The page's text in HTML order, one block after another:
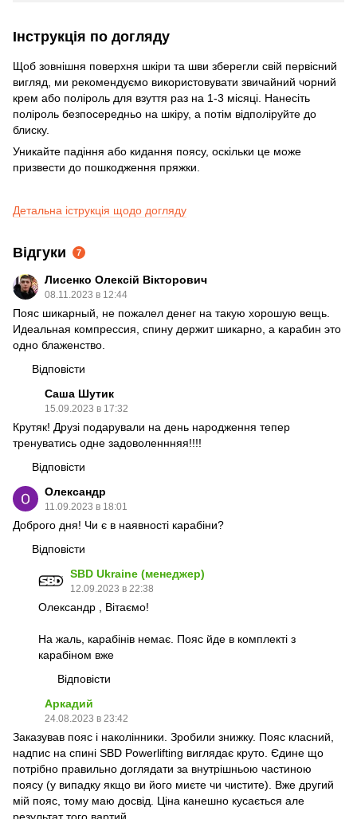
Інструкція по догляду
Щоб зовнішня поверхня шкіри та шви зберегли свій первісний
вигляд, ми рекомендуємо використовувати звичайний чорний
крем або поліроль для взуття раз на 1-3 місяці. Нанесіть
поліроль безпосередньо на шкіру, а потім відполіруйте до
блиску.
Уникайте падіння або кидання поясу, оскільки це може
призвести до пошкодження пряжки.
Детальна іструкція щодо догляду
Відгуки 7
Лисенко Олексій Вікторович
08.11.2023 в 12:44
Пояс шикарный, не пожалел денег на такую хорошую вещь.
Идеальная компрессия, спину держит шикарно, а карабин это
одно блаженство.
Відповісти
Саша Шутик
15.09.2023 в 17:32
Крутяк! Друзі подарували на день народження тепер
тренуватись одне задоволеннняя!!!!
Відповісти
Олександр
11.09.2023 в 18:01
Доброго дня! Чи є в наявності карабіни?
Відповісти
SBD Ukraine (менеджер)
12.09.2023 в 22:38
Олександр , Вітаємо!
На жаль, карабінів немає. Пояс йде в комплекті з
карабіном вже
Відповісти
Аркадий
24.08.2023 в 23:42
Заказував пояс і наколінники. Зробили знижку. Пояс класний,
надпис на спині SBD Powerlifting виглядає круто. Єдине що
потрібно правильно доглядати за внутрішньою частиною
поясу (у випадку якщо ви його миєте чи чистите). Вже другий
мій пояс, тому маю досвід. Ціна канешно кусається але